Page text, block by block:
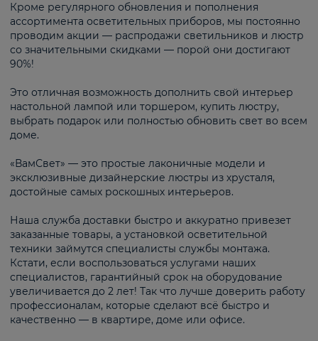
Кроме регулярного обновления и пополнения
ассортимента осветительных приборов, мы постоянно
проводим акции — распродажи светильников и люстр
со значительными скидками — порой они достигают
90%!
Это отличная возможность дополнить свой интерьер
настольной лампой или торшером, купить люстру,
выбрать подарок или полностью обновить свет во всем
доме.
«ВамСвет» — это простые лаконичные модели и
эксклюзивные дизайнерские люстры из хрусталя,
достойные самых роскошных интерьеров.
Наша служба доставки быстро и аккуратно привезет
заказанные товары, а установкой осветительной
техники займутся специалисты службы монтажа.
Кстати, если воспользоваться услугами наших
специалистов, гарантийный срок на оборудование
увеличивается до 2 лет! Так что лучше доверить работу
профессионалам, которые сделают всё быстро и
качественно — в квартире, доме или офисе.